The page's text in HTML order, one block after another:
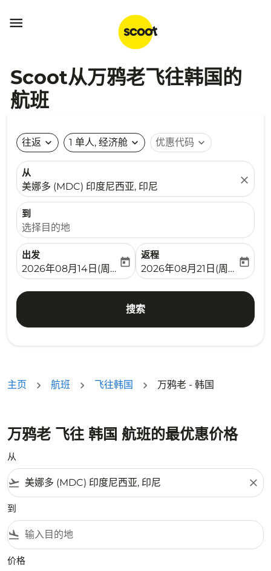

Scoot从万鸦老飞往韩国的
航班
往返 expand_more 1 单人, 经济舱 expand_more 优惠代码 expand_more
从
美娜多 (MDC) 印度尼西亚, 印尼
close
到
选择目的地
出发
fc-booking-departure-date-aria-label
2026年08月14日(周五)
today
返程
fc-booking-return-date-
2026年08月21日(周五)
today
搜索
主页 航班 飞往韩国 万鸦老 - 韩国
万鸦老 飞往 韩国 航班的最优惠价格
从
flight_takeoff close
到
flight_land
价格